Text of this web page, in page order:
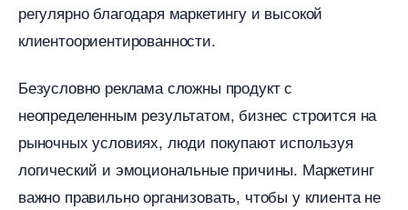
регулярно благодаря маркетингу и высокой
клиентоориентированности.
Безусловно реклама сложны продукт с
неопределенным результатом, бизнес строится на
рыночных условиях, люди покупают используя
логический и эмоциональные причины. Маркетин
ажно правильно организовать, чтобы у клиента не